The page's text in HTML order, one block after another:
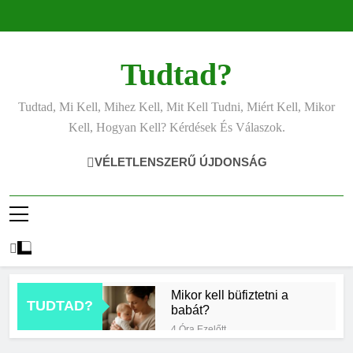
Tudtad?
Tudtad, Mi Kell, Mihez Kell, Mit Kell Tudni, Miért Kell, Mikor
Kell, Hogyan Kell? Kérdések És Válaszok.
VÉLETLENSZERŰ ÚJDONSÁG
TUDTAD?
Mikor kell büfiztetni a
babát?
4 Óra Ezelőtt